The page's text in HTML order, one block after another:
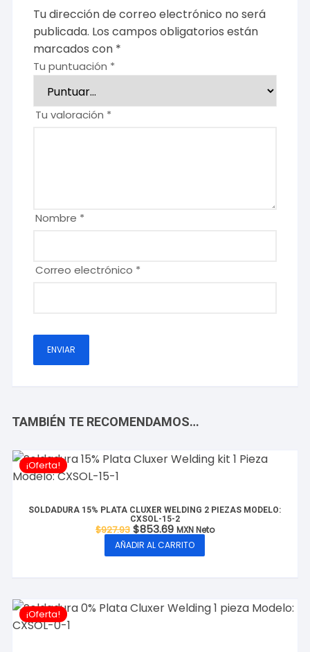
Tu dirección de correo electrónico no será
publicada. Los campos obligatorios están
marcados con *
Tu puntuación *
Tu valoración *
Nombre *
Correo electrónico *
TAMBIÉN TE RECOMENDAMOS…
¡Oferta!
SOLDADURA 15% PLATA CLUXER WELDING 2 PIEZAS MODELO:
CXSOL-15-2
$927.93 El
precio
original
era:
$853.69El
precio
actual
es:
MXN Neto
AÑADIR AL CARRITO
¡Oferta!